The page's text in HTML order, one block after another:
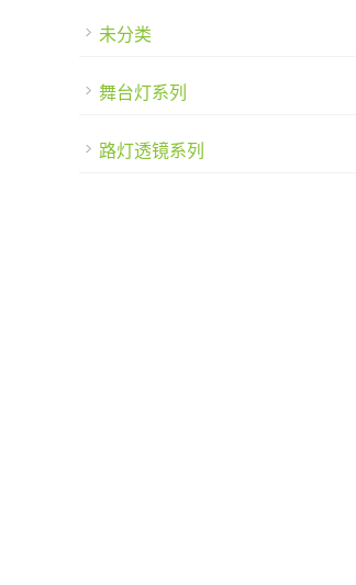
未分类
舞台灯系列
路灯透镜系列